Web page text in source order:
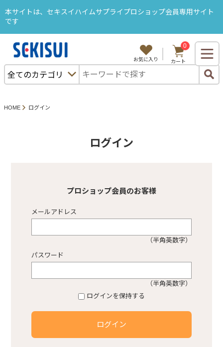
ようこそ、セキスハイムサプライB2Bサイトへ
ログイン 購入履歴
プロショップ塗料
本サイトは、セキスイハイムサプライプロショップ会員専用サイト
です
お気に入り
0
カート
HOME ログイン
ログイン
プロショップ会員のお客様
メールアドレス
（半角英数字）
パスワード
（半角英数字）
ログインを保持する
ログイン